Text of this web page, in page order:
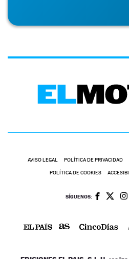
AVISO LEGAL POLÍTICA DE PRIVACIDAD
POLÍTICA DE COOKIES
SÍGUENOS: